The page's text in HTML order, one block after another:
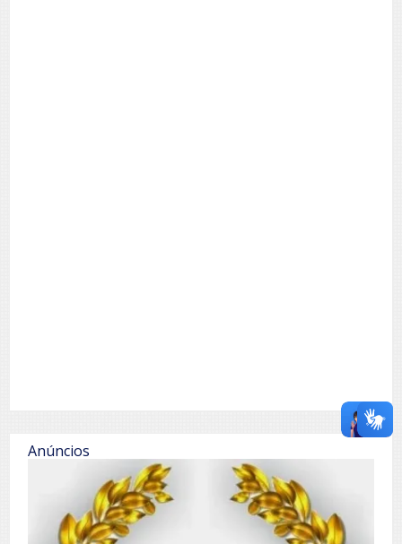
Anúncios